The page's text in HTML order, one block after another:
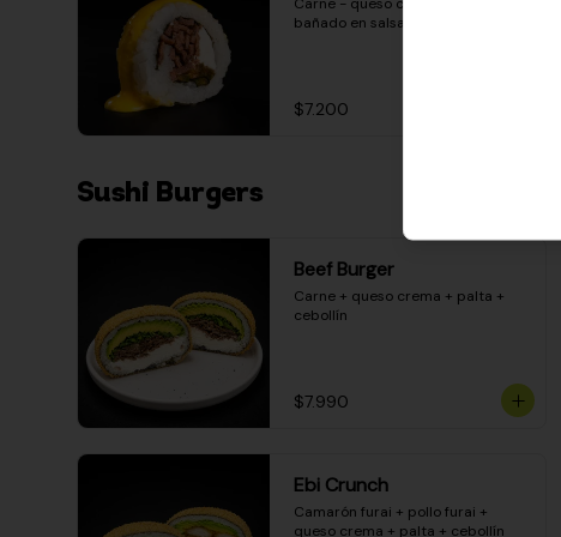
bañado en salsa huancaína
$7.200
Sushi Burgers
Beef Burger
Carne + queso crema + palta +
cebollín
$7.990
Ebi Crunch
Camarón furai + pollo furai +
queso crema + palta + cebollín